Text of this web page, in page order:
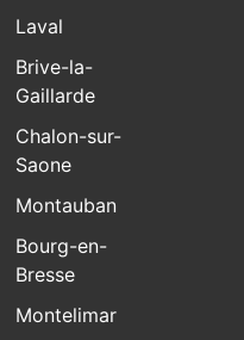
Laval
Brive-la-
Gaillarde
Chalon-sur-
Saone
Montauban
Bourg-en-
Bresse
Montelimar